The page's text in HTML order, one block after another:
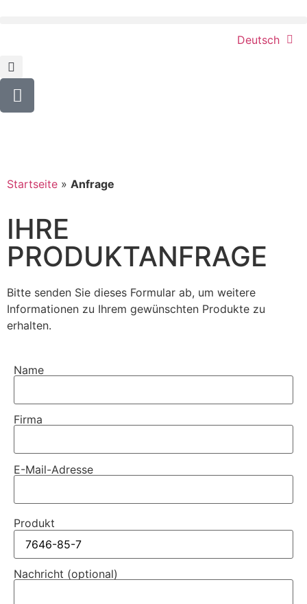
Deutsch
Startseite » Anfrage
IHRE
PRODUKTANFRAGE
Bitte senden Sie dieses Formular ab, um weitere
Informationen zu Ihrem gewünschten Produkte zu
erhalten.
Name
Firma
E-Mail-Adresse
Produkt
Nachricht (optional)